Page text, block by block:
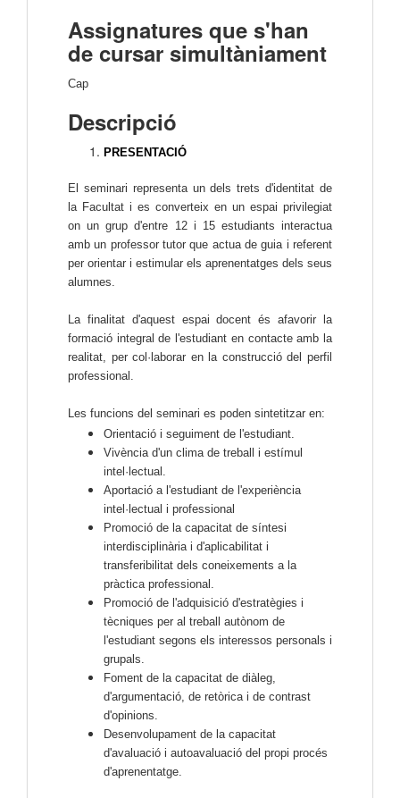
Assignatures que s'han
de cursar simultàniament
Cap
Descripció
PRESENTACIÓ
El seminari representa un dels trets d'identitat de
la Facultat i es converteix en un espai privilegiat
on un grup d'entre 12 i 15 estudiants interactua
amb un professor tutor que actua de guia i referent
per orientar i estimular els aprenentatges dels seus
alumnes.
La finalitat d'aquest espai docent és afavorir la
formació integral de l'estudiant en contacte amb la
realitat, per col·laborar en la construcció del perfil
professional.
Les funcions del seminari es poden sintetitzar en:
Orientació i seguiment de l'estudiant.
Vivència d'un clima de treball i estímul
intel·lectual.
Aportació a l'estudiant de l'experiència
intel·lectual i professional
Promoció de la capacitat de síntesi
interdisciplinària i d'aplicabilitat i
transferibilitat dels coneixements a la
pràctica professional.
Promoció de l'adquisició d'estratègies i
tècniques per al treball autònom de
l'estudiant segons els interessos personals i
grupals.
Foment de la capacitat de diàleg,
d'argumentació, de retòrica i de contrast
d'opinions.
Desenvolupament de la capacitat
d'avaluació i autoavaluació del propi procés
d'aprenentatge.